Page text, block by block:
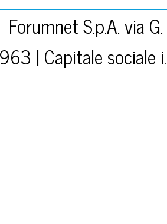
Forumnet S.p.A. via
| Capitale sociale